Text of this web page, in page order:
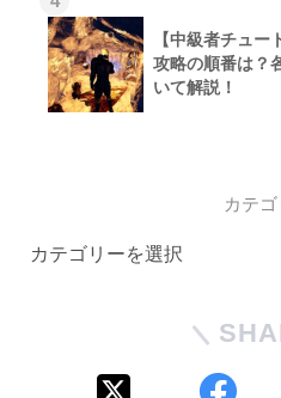
【中級者チュ
攻略の順番は？
いて解説！
カテ